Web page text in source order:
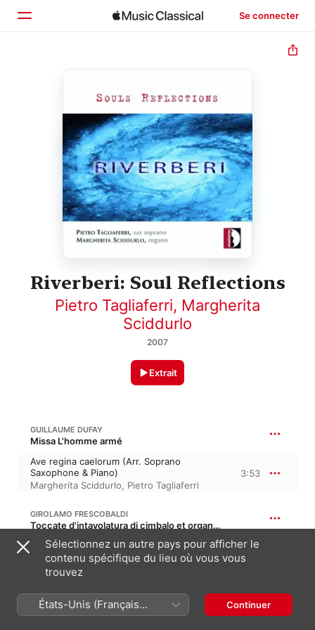
Se connecter
Rechercher
Riverberi: Soul Reflections
Pietro Tagliaferri, Margherita
Sciddurlo
2007
Extrait
GUILLAUME DUFAY
Missa L'homme armé
Ave regina caelorum (Arr. Soprano
Saxophone & Piano)
Margherita Sciddurlo, Pietro Tagliaferri
3:53
GIROLAMO FRESCOBALDI
Toccate d'intavolatura di cimbalo et organo, A 12
Corrente I & II (Arr. for Soprano
Saxophone & Piano)
Pietro Tagliaferri
4:05
Sélectionnez un autre pays pour afficher le
contenu spécifique du lieu où vous vous
trouvez
États-Unis (Français
France)
Continuer